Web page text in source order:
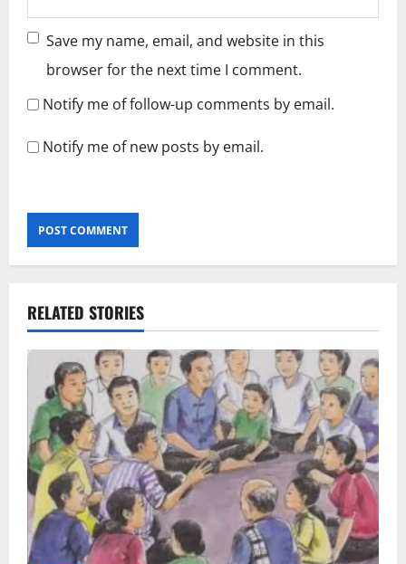
Save my name, email, and website in this
browser for the next time I comment.
Notify me of follow-up comments by email.
Notify me of new posts by email.
RELATED STORIES